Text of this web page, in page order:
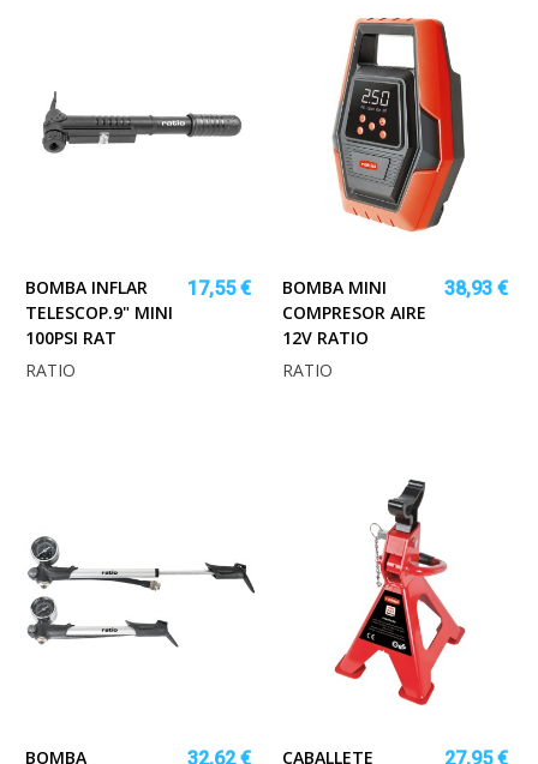
BOMBA INFLAR
TELESCOP.9" MINI
100PSI RAT
17,55 €
RATIO
BOMBA MINI
COMPRESOR AIRE
12V RATIO
38,93 €
RATIO
BOMBA
32,62 €
CABALLETE
27,95 €